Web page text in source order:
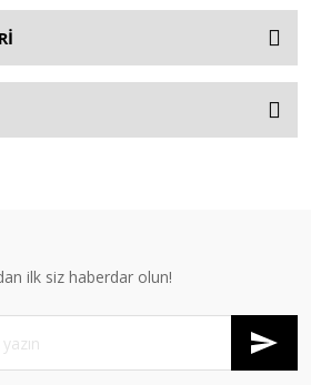
ilk siz haberdar olun!